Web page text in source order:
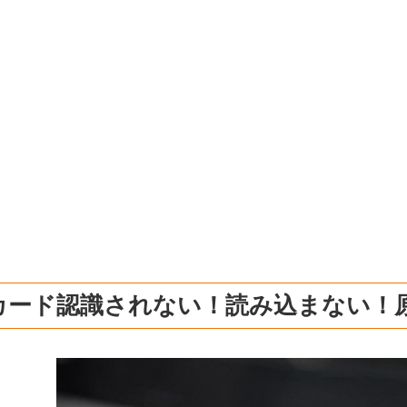
ード認識されない！読み込まない！